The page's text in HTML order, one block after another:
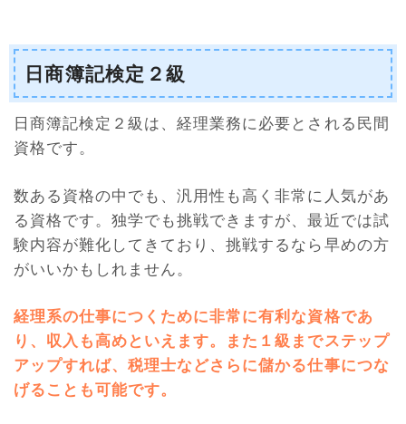
日商簿記検定２級
日商簿記検定２級は、経理業務に必要とされる民間
資格です。
数ある資格の中でも、汎用性も高く非常に人気があ
る資格です。独学でも挑戦できますが、最近では試
験内容が難化してきており、挑戦するなら早めの方
がいいかもしれません。
経理系の仕事につくために非常に有利な資格であ
り、収入も高めといえます。また１級までステップ
アップすれば、税理士などさらに儲かる仕事につな
げることも可能です。